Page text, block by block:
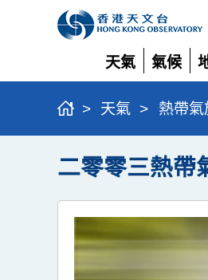
天氣
展
開
氣候
展
開
> 天氣 > 熱帶氣
二零零三熱帶